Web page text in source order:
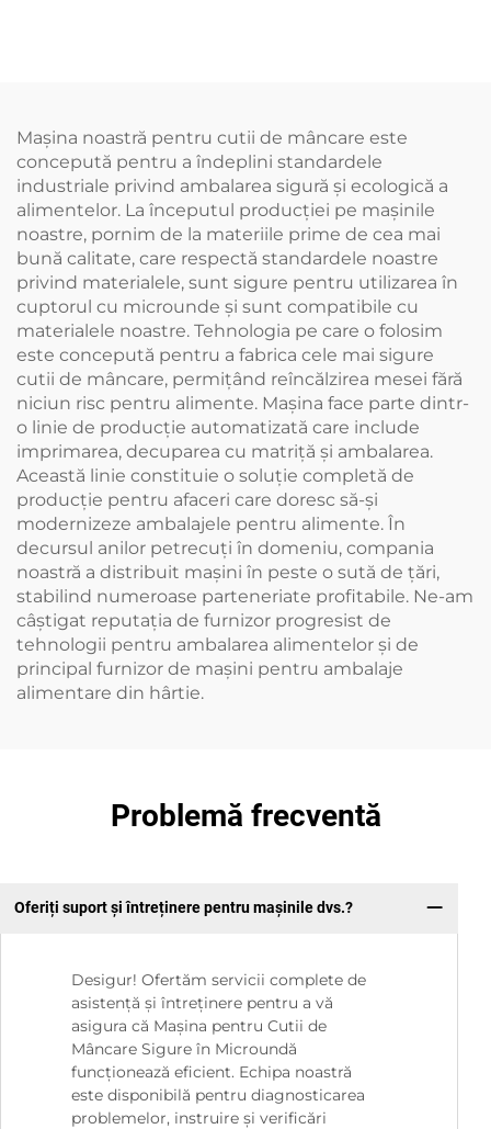
Mașina noastră pentru cutii de mâncare este
concepută pentru a îndeplini standardele
industriale privind ambalarea sigură și ecologică a
alimentelor. La începutul producției pe mașinile
noastre, pornim de la materiile prime de cea mai
bună calitate, care respectă standardele noastre
privind materialele, sunt sigure pentru utilizarea în
cuptorul cu microunde și sunt compatibile cu
materialele noastre. Tehnologia pe care o folosim
este concepută pentru a fabrica cele mai sigure
cutii de mâncare, permițând reîncălzirea mesei fără
niciun risc pentru alimente. Mașina face parte dintr-
o linie de producție automatizată care include
imprimarea, decuparea cu matriță și ambalarea.
Această linie constituie o soluție completă de
producție pentru afaceri care doresc să-și
modernizeze ambalajele pentru alimente. În
decursul anilor petrecuți în domeniu, compania
noastră a distribuit mașini în peste o sută de țări,
stabilind numeroase parteneriate profitabile. Ne-am
câștigat reputația de furnizor progresist de
tehnologii pentru ambalarea alimentelor și de
principal furnizor de mașini pentru ambalaje
alimentare din hârtie.
Problemă frecventă
Oferiți suport și întreținere pentru mașinile dvs.?
Desigur! Ofertăm servicii complete de
asistență și întreținere pentru a vă
asigura că Mașina pentru Cutii de
Mâncare Sigure în Microundă
funcționează eficient. Echipa noastră
este disponibilă pentru diagnosticarea
problemelor, instruire și verificări